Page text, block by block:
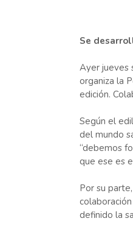
Se
Ayer jueves
organiza la
edición.
Según el
del mundo
“debemos
que ese es
Por su
definido la